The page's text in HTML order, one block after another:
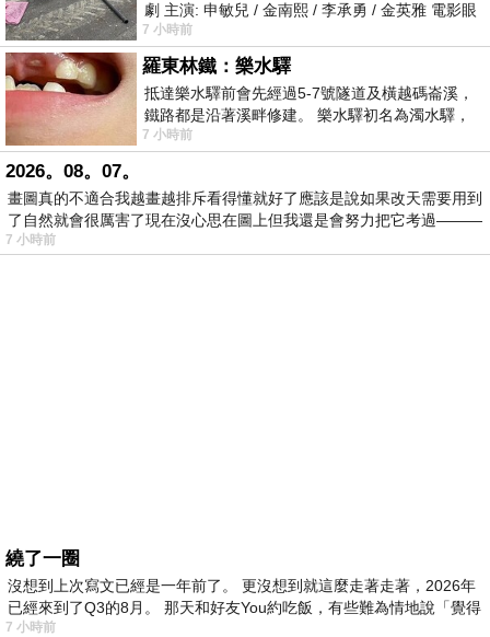
劇 主演: 申敏兒 / 金南熙 / 李承勇 / 金英雅 電影眼
眸2026描述攝影師徐珍因遺
7 小時前
羅東林鐵：樂水驛
抵達樂水驛前會先經過5-7號隧道及橫越碼崙溪，
鐵路都是沿著溪畔修建。 樂水驛初名為濁水驛，
但因與臺鐵集集線車站同名，於1953
7 小時前
2026。08。07。
畫圖真的不適合我越畫越排斥看得懂就好了應該是說如果改天需要用到
了自然就會很厲害了現在沒心思在圖上但我還是會努力把它考過———
7 小時前
繞了一圈
沒想到上次寫文已經是一年前了。 更沒想到就這麼走著走著，2026年
已經來到了Q3的8月。 那天和好友You約吃飯，有些難為情地說「覺得
7 小時前